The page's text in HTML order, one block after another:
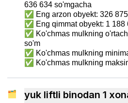
636 634 so'mgacha
✅ Eng arzon obyekt: 326
✅ Eng qimmat obyekt: 1 188
✅ Ko'chmas mulkning
so'm
✅ Ko'chmas mulkning
✅ Ko'chmas mulkning
🗂
yuk liftli binodan 1